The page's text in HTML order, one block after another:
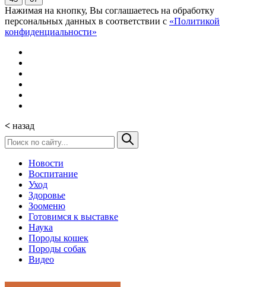
Нажимая на кнопку, Вы соглашаетесь на обработку
персональных данных в соответствии с «Политикой
конфиденциальности»
< назад
Новости
Воспитание
Уход
Здоровье
Зооменю
Готовимся к выставке
Наука
Породы кошек
Породы собак
Видео